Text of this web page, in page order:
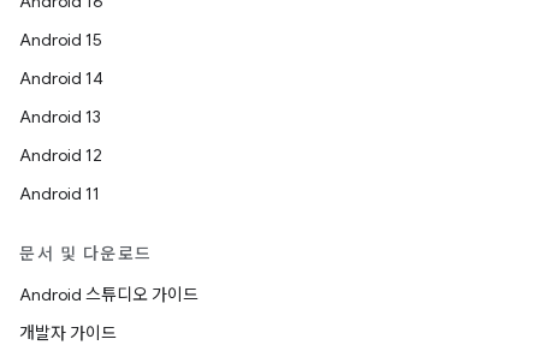
Android 15
Android 14
Android 13
Android 12
Android 11
문서 및 다운로드
Android 스튜디오 가이드
개발자 가이드